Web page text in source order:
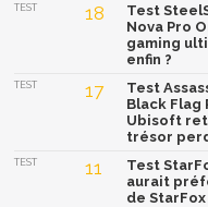
TEST 18
Test
Nova Pro
gaming
enfin ?
TEST 17
Test
Black Flag
Ubisoft
trésor
TEST 11
Test
aurait
de